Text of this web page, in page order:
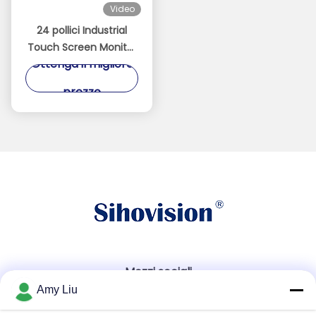
Video
24 pollici Industrial
Touch Screen Monitor
impermeabile 1500nits
Ottenga il migliore
prezzo
Mezzi sociali
Amy Liu